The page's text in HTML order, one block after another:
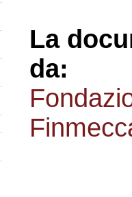
La
da: